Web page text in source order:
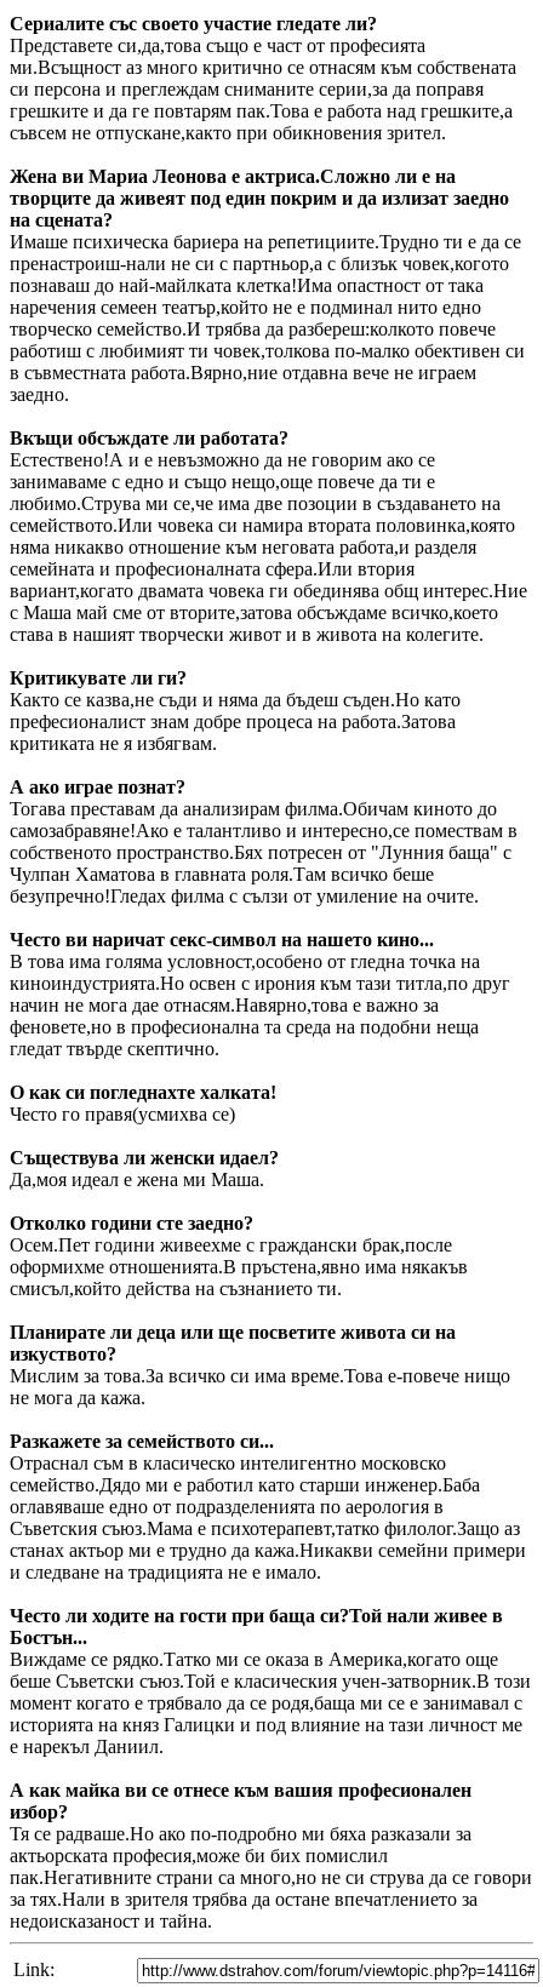
Сериалите със своето участие гледате ли?
Представете си,да,това също е част от професията
ми.Всъщност аз много критично се отнасям към собствената
си персона и преглеждам сниманите серии,за да поправя
грешките и да ге повтарям пак.Това е работа над грешките,а
съвсем не отпускане,както при обикновения зрител.
Жена ви Мариа Леонова е актриса.Сложно ли е на
творците да живеят под един покрим и да излизат заедно
на сцената?
Имаше психическа бариера на репетициите.Трудно ти е да се
пренастроиш-нали не си с партньор,а с близък човек,когото
познаваш до най-майлката клетка!Има опастност от така
наречения семеен театър,който не е подминал нито едно
творческо семейство.И трябва да разбереш:колкото повече
работиш с любимият ти човек,толкова по-малко обективен си
в съвместната работа.Вярно,ние отдавна вече не играем
заедно.
Вкъщи обсъждате ли работата?
Естествено!А и е невъзможно да не говорим ако се
занимаваме с едно и също нещо,още повече да ти е
любимо.Струва ми се,че има две позоции в създаването на
семейството.Или човека си намира втората половинка,която
няма никакво отношение към неговата работа,и разделя
семейната и професионалната сфера.Или втория
вариант,когато двамата човека ги обединява общ интерес.Ние
с Маша май сме от вторите,затова обсъждаме всичко,което
става в нашият творчески живот и в живота на колегите.
Критикувате ли ги?
Както се казва,не съди и няма да бъдеш съден.Но като
префесионалист знам добре процеса на работа.Затова
критиката не я избягвам.
А ако играе познат?
Тогава преставам да анализирам филма.Обичам киното до
самозабравяне!Ако е талантливо и интересно,се помествам в
собственото пространство.Бях потресен от "Лунния баща" с
Чулпан Хаматова в главната роля.Там всичко беше
безупречно!Гледах филма с сълзи от умиление на очите.
Често ви наричат секс-символ на нашето кино...
В това има голяма условност,особено от гледна точка на
киноиндустрията.Но освен с ирония към тази титла,по друг
начин не мога дае отнасям.Навярно,това е важно за
феновете,но в професионална та среда на подобни неща
гледат твърде скептично.
О как си погледнахте халката!
Често го правя(усмихва се)
Съществува ли женски идаел?
Да,моя идеал е жена ми Маша.
Отколко години сте заедно?
Осем.Пет години живеехме с граждански брак,после
оформихме отношенията.В пръстена,явно има някакъв
смисъл,който действа на съзнанието ти.
Планирате ли деца или ще посветите живота си на
изкуството?
Мислим за това.За всичко си има време.Това е-повече нищо
не мога да кажа.
Разкажете за семейството си...
Отраснал съм в класическо интелигентно московско
семейство.Дядо ми е работил като старши инженер.Баба
оглавяваше едно от подразделенията по аерология в
Съветския съюз.Мама е психотерапевт,татко филолог.Защо аз
станах актьор ми е трудно да кажа.Никакви семейни примери
и следване на традицията не е имало.
Често ли ходите на гости при баща си?Той нали живее в
Бостън...
Виждаме се рядко.Татко ми се оказа в Америка,когато още
беше Съветски съюз.Той е класическия учен-затворник.В този
момент когато е трябвало да се родя,баща ми се е занимавал с
историята на княз Галицки и под влияние на тази личност ме
е нарекъл Даниил.
А как майка ви се отнесе към вашия професионален
избор?
Тя се радваше.Но ако по-подробно ми бяха разказали за
актьорската професия,може би бих помислил
пак.Негативните страни са много,но не си струва да се говори
за тях.Нали в зрителя трябва да остане впечатлението за
недоисказаност и тайна.
Link: